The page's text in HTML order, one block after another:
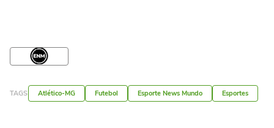
TAGS Atlético-MG Futebol Esporte News Mundo Esportes